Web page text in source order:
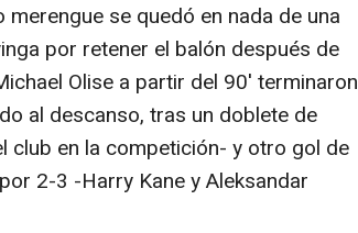
se quedó en nada de una
por retener el balón después de
Olise a partir del 90' terminaron
al descanso, tras un doblete de
club en la competición- y otro gol de
2-3 -Harry Kane y Aleksandar